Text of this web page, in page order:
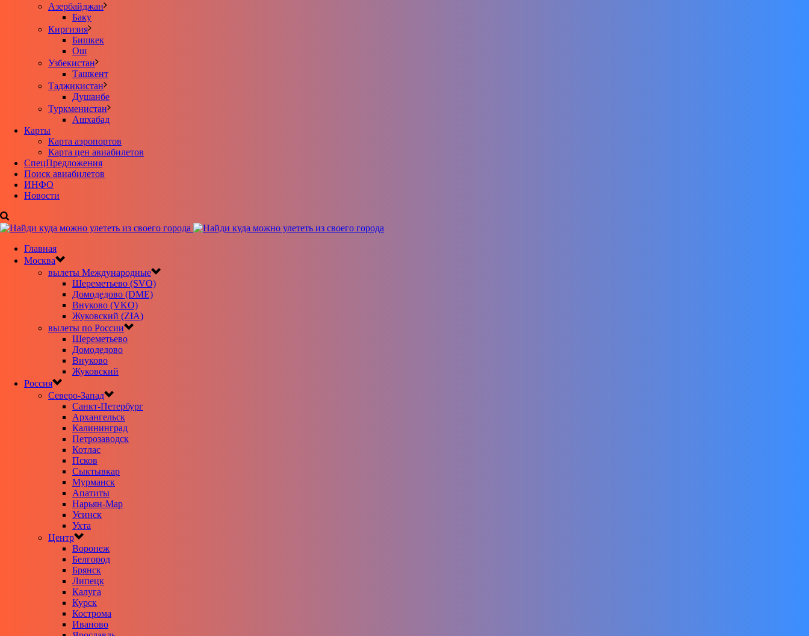
Азербайджан
Баку
Киргизия
Бишкек
Ош
Узбекистан
Ташкент
Таджикистан
Душанбе
Туркменистан
Ашхабад
Карты
Карта аэропортов
Карта цен авиабилетов
CпецПредложения
Поиск авиабилетов
ИНФО
Новости
Главная
Москва
вылеты Международные
Шереметьево (SVO)
Домодедово (DME)
Внуково (VKO)
Жуковский (ZIA)
вылеты по России
Шереметьево
Домодедово
Внуково
Жуковский
Россия
Северо-Запад
Санкт-Петербург
Архангельск
Калининград
Петрозаводск
Котлас
Псков
Сыктывкар
Мурманск
Апатиты
Нарьян-Мар
Усинск
Ухта
Центр
Воронеж
Белгород
Брянск
Липецк
Калуга
Курск
Кострома
Иваново